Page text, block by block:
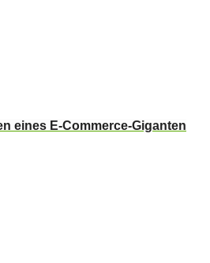
eines E-Commerce-Giganten